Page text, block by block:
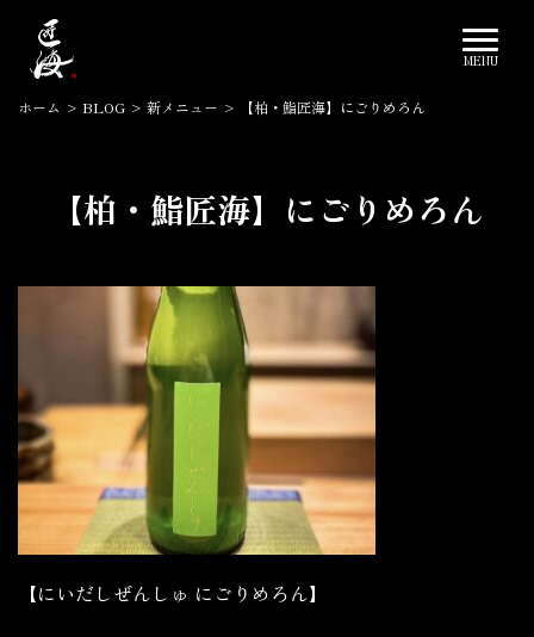
ホーム > BLOG > 新メニュー > 【柏・鮨匠海】にごりめろん
【柏・鮨匠海】にごりめろん
【にいだしぜんしゅ にごりめろん】